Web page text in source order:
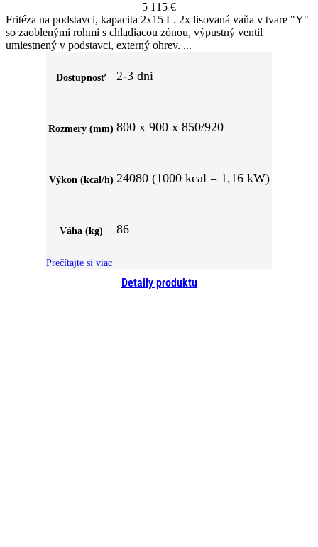
5 115 €
Detaily produktu
Fritéza na podstavci, kapacita 2x15 L. 2x lisovaná vaňa v tvare "Y"
so zaoblenými rohmi s chladiacou zónou, výpustný ventil
umiestnený v podstavci, externý ohrev.
Dostupnosť 2-3 dni
Rozmery (mm) 800 x 900 x 850/920
Výkon (kcal/h) 24080 (1000 kcal = 1,16 kW)
Váha (kg) 86
Prečítajte si viac